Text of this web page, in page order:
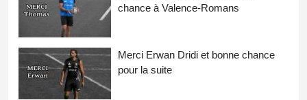
chance à Valence-Romans
Merci Erwan Dridi et bonne chance
pour la suite